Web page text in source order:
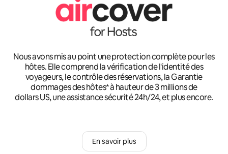
Nous avons mis au point une protection complète pour les
hôtes. Elle comprend la vérification de l'identité des
voyageurs, le contrôle des réservations, la Garantie
dommages des hôtes* à hauteur de 3 millions de
dollars US, une assistance sécurité 24h/24, et plus encore.
En savoir plus